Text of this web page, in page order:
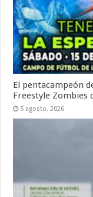
El pentacampeón
Freestyle Zombies
5 agosto, 2026